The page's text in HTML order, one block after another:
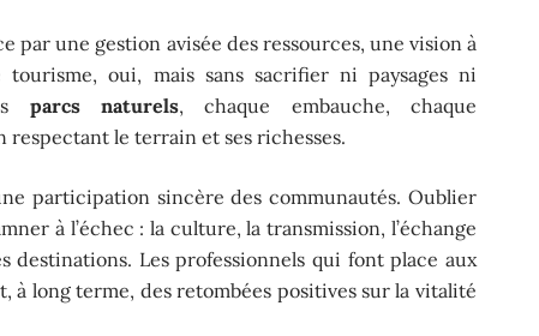
par une gestion avisée des ressources, une vision à
oui, mais sans sacrifier ni paysages ni
parcs naturels, chaque embauche, chaque
respectant le terrain et ses richesses.
participation sincère des communautés. Oublier
à l’échec : la culture, la transmission, l’échange
destinations. Les professionnels qui font place aux
à long terme, des retombées positives sur la vitalité